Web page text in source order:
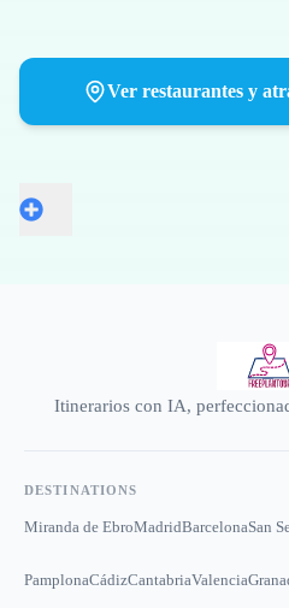
Ver restaurantes y
Itinerarios con IA,
DESTINATIONS
Miranda de EbroMadridBarcelonaSan
PamplonaCádizCantabriaValencia